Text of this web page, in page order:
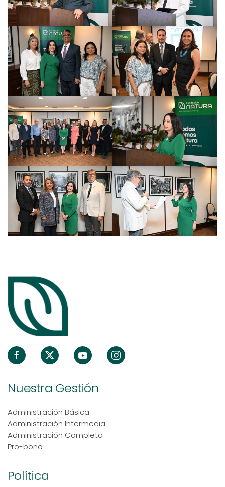
Nuestra Gestión
Administración Básica
Administración Intermedia
Administración Completa
Pro-bono
Política